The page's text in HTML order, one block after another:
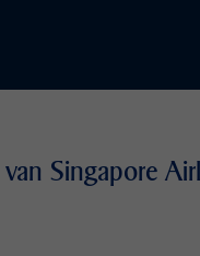
Singapore